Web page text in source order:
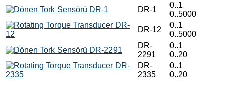
DR-1
0..1
0..5000
DR-12
0..1
0..5000
DR-
2291
0..1
0..20
DR-
2335
0..1
0..20